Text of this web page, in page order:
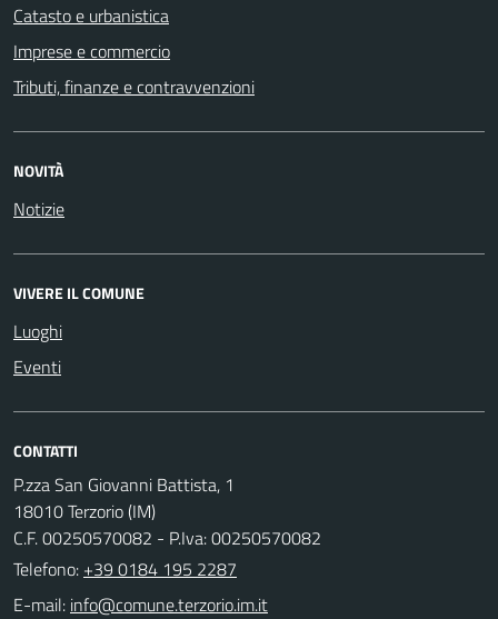
Catasto e urbanistica
Imprese e commercio
Tributi, finanze e contravvenzioni
NOVITÀ
Notizie
VIVERE IL COMUNE
Luoghi
Eventi
CONTATTI
P.zza San Giovanni Battista, 1
18010 Terzorio (IM)
C.F. 00250570082 - P.Iva: 00250570082
Telefono: +39 0184 195 2287
E-mail: